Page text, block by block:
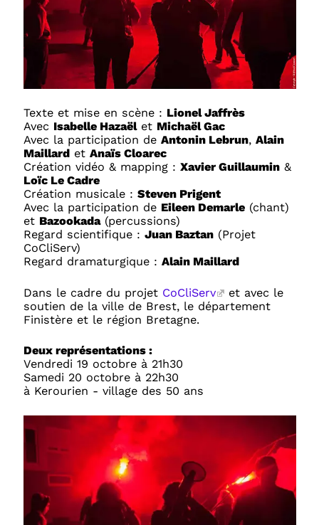
Texte et mise en scène : Lionel Jaffrès
Avec Isabelle Hazaëlet Michaël Gac
Avec la participation de Antonin Lebrun, Alain
Maillardet Anaïs Cloarec
Création vidéo & mapping : Xavier Guillaumin&
Loïc Le Cadre
Création musicale : Steven Prigent
Avec la participation de Eileen Demarle(chant)
et Bazookada(percussions)
Regard scientifique : Juan Baztan(Projet
CoCliServ)
Regard dramaturgique : Alain Maillard
Dans le cadre du projet CoCliServ
et avec le
soutien de la ville de Brest, le département
Finistère et le région Bretagne.
Deux représentations :
Vendredi 19 octobre à 21h30
Samedi 20 octobre à 22h30
à Kerourien - village des 50 ans